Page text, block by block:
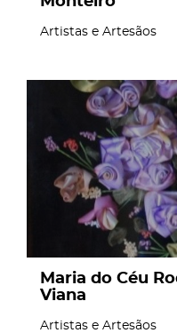
Artistas e Artesãos
page
Maria do Céu
Viana
Artistas e Artesãos